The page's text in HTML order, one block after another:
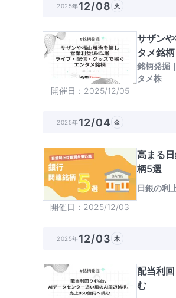
2025年12/08 火
開催日 2025/12/05
サザン
タメ銘柄
銘柄発掘
タメ株
2025年12/04 金
開催日 2025/12/03
高まる
柄5選
日銀の利
2025年12/03 木
配当利
む